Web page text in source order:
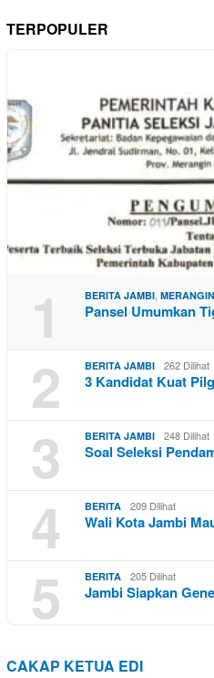
TERPOPULER
1 BERITA JAMBI, MERANGIN
Pansel Umumkan
2 BERITA JAMBI 262 Dilihat
3 Kandidat Kuat
3 BERITA JAMBI 248 Dilihat
Soal Seleksi
4 BERITA 209 Dilihat
Wali Kota Jambi
5 BERITA 205 Dilihat
Jambi Siapkan
CAKAP KETUA EDI